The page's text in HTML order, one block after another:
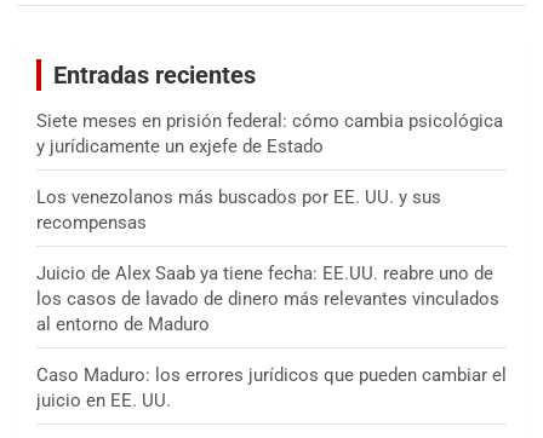
Entradas recientes
Siete meses en prisión federal: cómo cambia psicológica
y jurídicamente un exjefe de Estado
Los venezolanos más buscados por EE. UU. y sus
recompensas
Juicio de Alex Saab ya tiene fecha: EE.UU. reabre uno de
los casos de lavado de dinero más relevantes vinculados
al entorno de Maduro
Caso Maduro: los errores jurídicos que pueden cambiar el
juicio en EE. UU.